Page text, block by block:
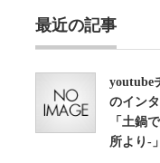
最近の記事
youtube
のイン
「土鍋
所より-」